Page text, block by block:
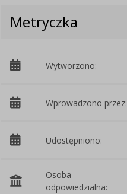
Metryczka
Wytworzono:
Wprowadzono przez:
Udostępniono:
Osoba
odpowiedzialna: